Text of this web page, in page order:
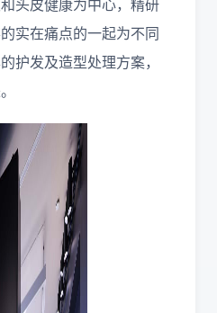
头皮健康为中心，精研
实在痛点的一起为不同
护发及造型处理方案，